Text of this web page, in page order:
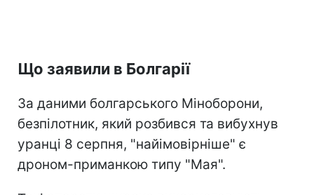
Що заявили в Болгарії
За даними болгарського Міноборони,
безпілотник, який розбився та вибухнув
уранці 8 серпня, "найімовірніше" є
дроном-приманкою типу "Мая".